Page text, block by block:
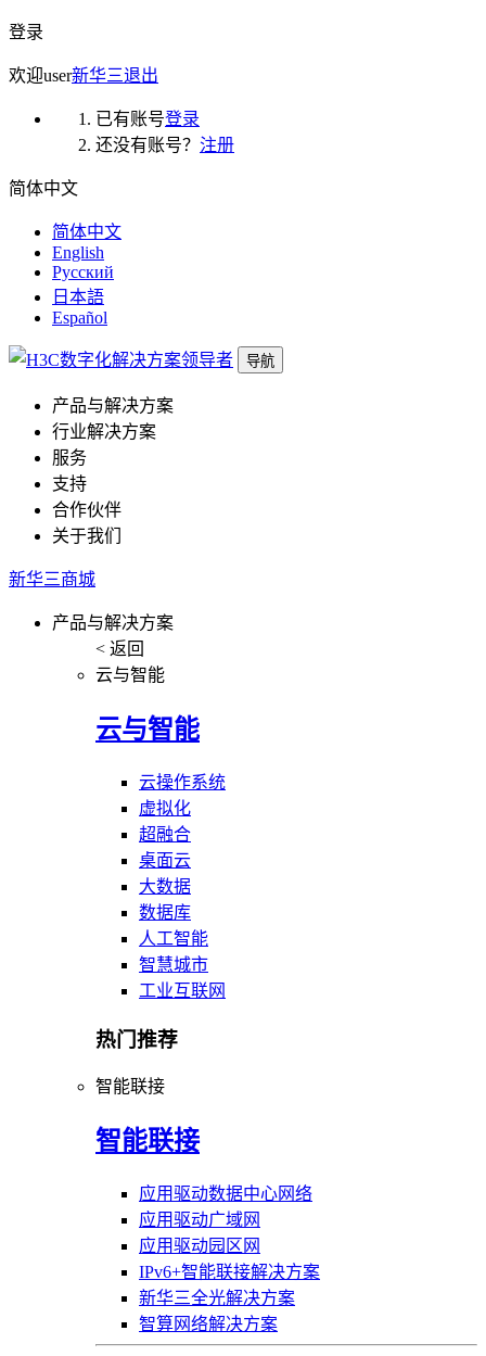
登录
欢迎user新华三退出
已有账号登录
还没有账号？ 注册
简体中文
简体中文
English
Русский
日本語
Español
导航
产品与解决方案
行业解决方案
服务
支持
合作伙伴
关于我们
新华三商城
产品与解决方案
< 返回
云与智能
云与智能
云操作系统
虚拟化
超融合
桌面云
大数据
数据库
人工智能
智慧城市
工业互联网
热门推荐
智能联接
智能联接
应用驱动数据中心网络
应用驱动广域网
应用驱动园区网
IPv6+智能联接解决方案
新华三全光解决方案
智算网络解决方案